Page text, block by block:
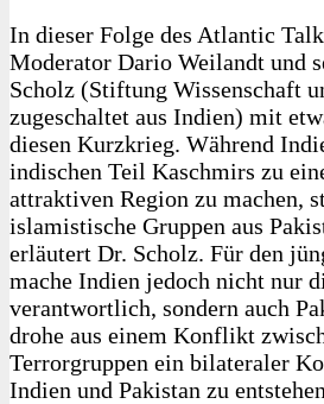
In dieser Folge des Atlantic Talk
Moderator Dario Weilandt und
Scholz (Stiftung Wissenschaft
zugeschaltet aus Indien) mit
diesen Kurzkrieg. Während
indischen Teil Kaschmirs zu
attraktiven Region zu machen,
islamistische Gruppen aus
erläutert Dr. Scholz. Für den
mache Indien jedoch nicht nur
verantwortlich, sondern auch
drohe aus einem Konflikt
Terrorgruppen ein bilateraler
Indien und Pakistan zu